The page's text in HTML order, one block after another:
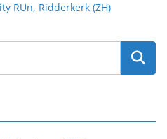
RUn, Ridderkerk (ZH)